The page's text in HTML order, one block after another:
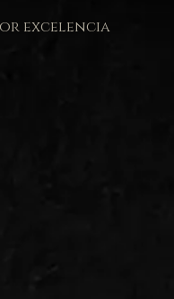
excelencia